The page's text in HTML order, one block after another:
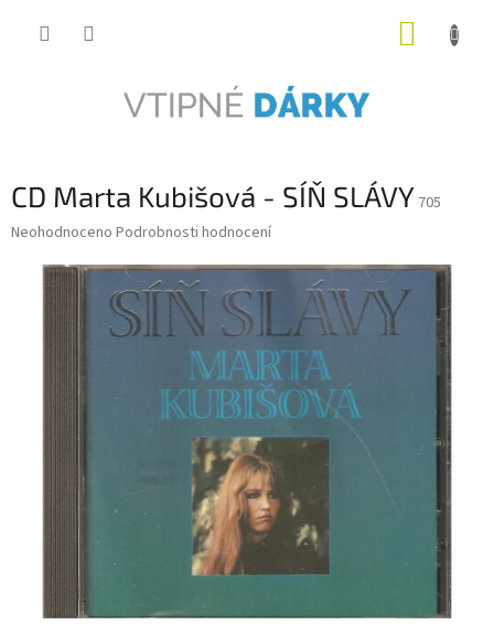
CD Marta Kubišová - SÍŇ SLÁVY 705
Průměrné
produktu
Neohodnoceno Podrobnosti hodnocení